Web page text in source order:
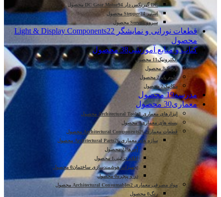
DC گیربکس دار DC Gear Motor
94 محصول
استپر Stepper24 محصول
سروو Servo5 محصول
قطعات نورانی و نمایشگر Light & Display Components 22
محصول
کتاب و منابع آموزشی38 محصول
الکترونیک11 محصول
رباتیک3 محصول
علوم پایه2 محصول
مکانیک2 محصول
مدرسه19 محصول
معماری30 محصول
ابزارهای معماری Architectural Tools1 محصول
بسته های معماری3 محصول
قطعات معماری Architectural Components26 محصول
سازه های معماری Architectural Parts26 محصول
آجرها24 محصول
اقلام تزئینی1 محصول
تجهیزات هوشمندسازی ساختمان0 محصول
در و پنجره0 محصول
مواد مصرفی معماری Architectural Consumables 2 محصول
رنگ0 محصول